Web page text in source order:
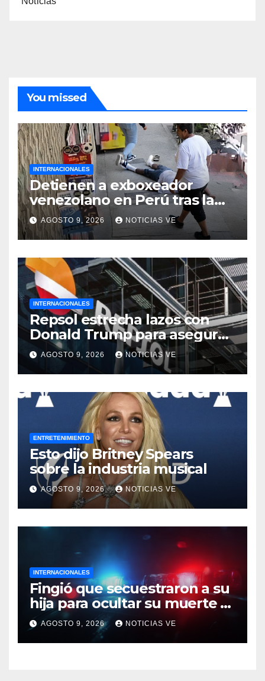
You missed
INTERNACIONALES
Detienen a exboxeador
venezolano en Perú tras la
muerte de mototaxista
durante una riña
AGOSTO 9, 2026 NOTICIAS VE
INTERNACIONALES
Repsol estrecha lazos con
Donald Trump para asegurar
negocios en Venezuela
AGOSTO 9, 2026 NOTICIAS VE
ENTRETENIMIENTO
Esto dijo Britney Spears
sobre la industria musical
AGOSTO 9, 2026 NOTICIAS VE
INTERNACIONALES
Fingió que secuestraron a su
hija para ocultar su muerte y
así la policía descubrió el
engaño
AGOSTO 9, 2026 NOTICIAS VE